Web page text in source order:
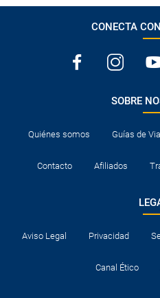
CONECTA
SOBRE
Quiénes somos Guías de
Contacto Afiliados
Aviso Legal Privacidad
Canal Ético